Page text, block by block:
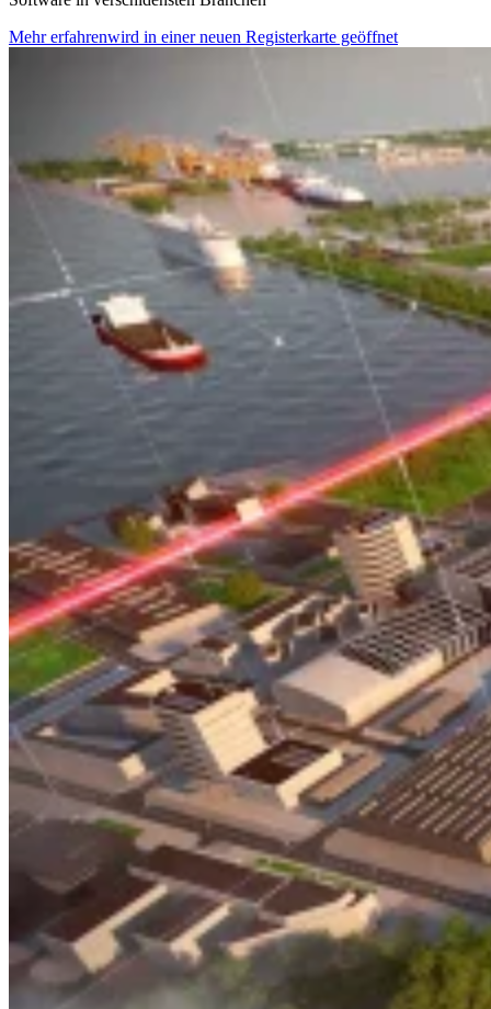
Mehr erfahrenwird in einer neuen Registerkarte geöffnet